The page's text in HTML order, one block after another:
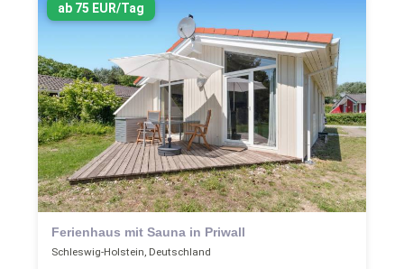
ab 75 EUR/Tag
Ferienhaus mit Sauna in Priwall
Schleswig-Holstein, Deutschland